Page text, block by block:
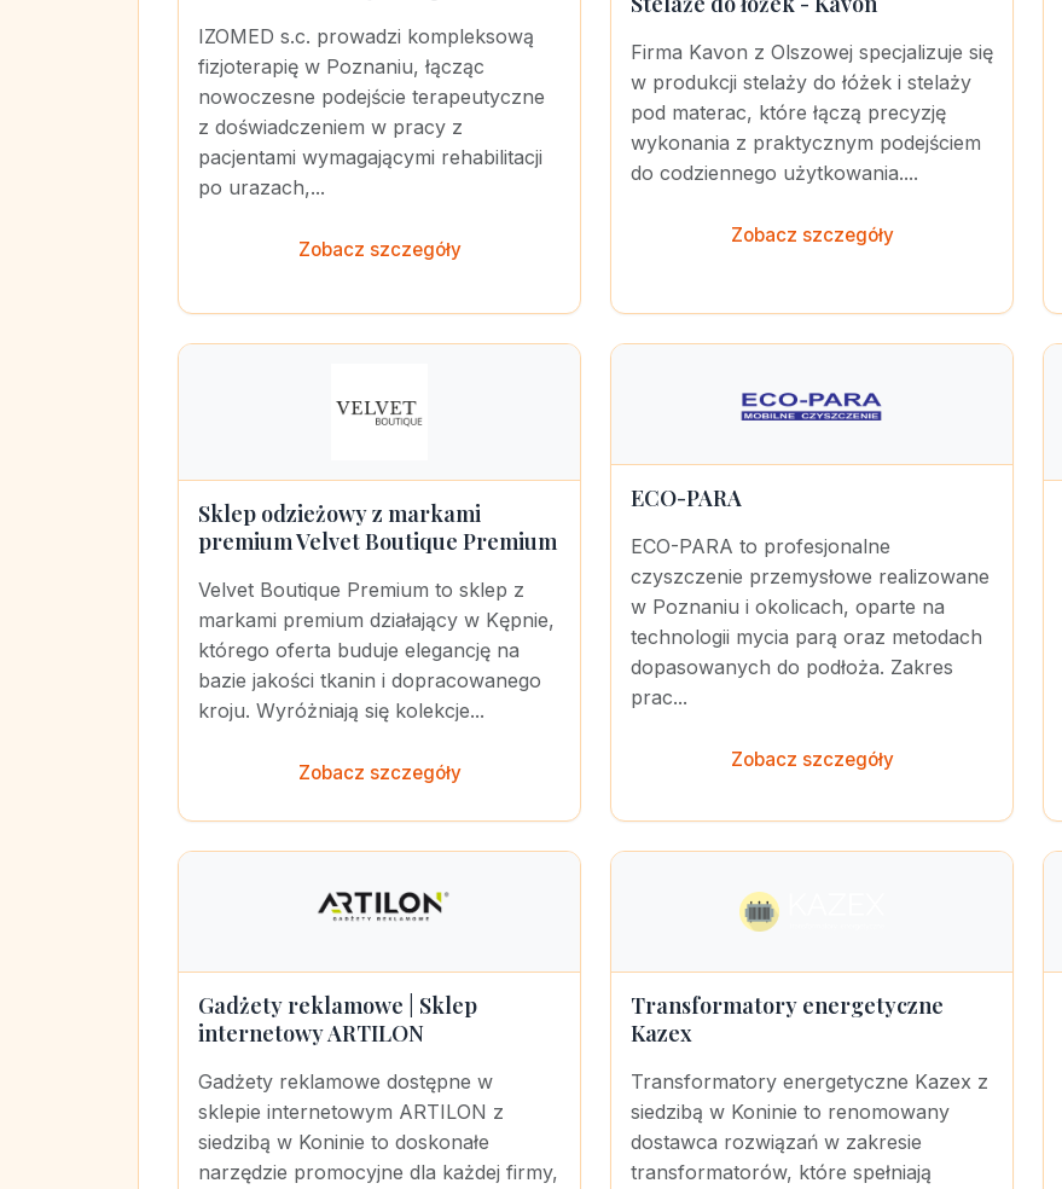
IZOMED s.c. prowadzi kompleksową
fizjoterapię w Poznaniu, łącząc
nowoczesne podejście terapeutyczne
z doświadczeniem w pracy z
pacjentami wymagającymi rehabilitacji
po urazach,...
Zobacz szczegóły
Firma Kavon z Olszowej specjalizuje się
w produkcji stelaży do łóżek i stelaży
pod materac, które łączą precyzję
wykonania z praktycznym podejściem
do codziennego użytkowania....
Zobacz szczegóły
Sklep odzieżowy z markami
premium Velvet Boutique Premium
Velvet Boutique Premium to sklep z
markami premium działający w Kępnie,
którego oferta buduje elegancję na
bazie jakości tkanin i dopracowanego
kroju. Wyróżniają się kolekcje...
Zobacz szczegóły
ECO-PARA
ECO-PARA to profesjonalne
czyszczenie przemysłowe realizowane
w Poznaniu i okolicach, oparte na
technologii mycia parą oraz metodach
dopasowanych do podłoża. Zakres
prac...
Zobacz szczegóły
Gadżety reklamowe | Sklep
internetowy ARTILON
Gadżety reklamowe dostępne w
sklepie internetowym ARTILON z
siedzibą w Koninie to doskonałe
narzędzie promocyjne dla każdej firmy,
Transformatory energetyczne
Kazex
Transformatory energetyczne Kazex z
siedzibą w Koninie to renomowany
dostawca rozwiązań w zakresie
transformatorów, które spełniają